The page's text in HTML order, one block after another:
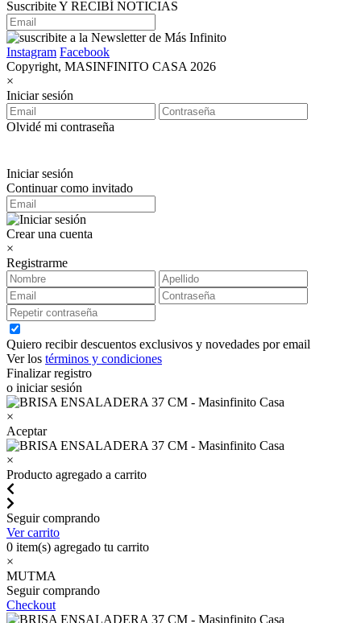
Suscribite Y RECIBÍ NOTICIAS
Instagram Facebook
Copyright, MASINFINITO CASA 2026
×
Iniciar sesión
Olvidé mi contraseña
Iniciar sesión
Continuar como invitado
Crear una cuenta
×
Registrarme
Quiero recibir descuentos exclusivos y novedades por email
Ver los términos y condiciones
Finalizar registro
o iniciar sesión
×
Aceptar
×
Producto agregado a carrito
Seguir comprando
Ver carrito
0 item(s) agregado tu carrito
×
MUTMA
Seguir comprando
Checkout